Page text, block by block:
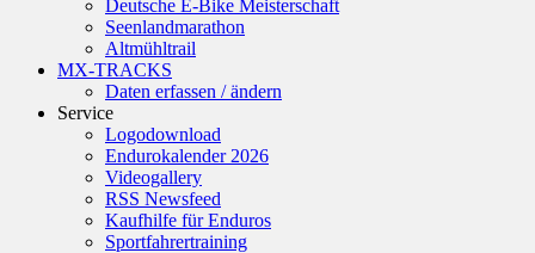
Deutsche E-Bike Meisterschaft
Seenlandmarathon
Altmühltrail
MX-TRACKS
Daten erfassen / ändern
Service
Logodownload
Endurokalender 2026
Videogallery
RSS Newsfeed
Kaufhilfe für Enduros
Sportfahrertraining